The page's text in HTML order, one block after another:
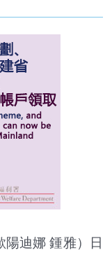
迪娜 鍾雅）日